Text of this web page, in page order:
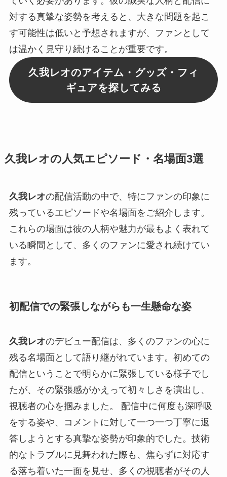
対する真摯な姿勢を考えると、大きな問題を起こ
す可能性は低いと予想されますが、ファンとして
は温かく見守り続けることが重要です。
久我レオのアイテム・グッズ・フィ
ギュアを探してみる
久我レオの人気エピソード・名場面3選
久我レオの配信活動の中で、特にファンの印象に
残っているエピソードや名場面をご紹介します。
これらの場面は彼の人柄や魅力が最もよく表れて
いる瞬間として、多くのファンに愛され続けてい
ます。
初配信での緊張しながらも一生懸命な姿
久我レオのデビュー配信は、多くのファンの心に
残る名場面として語り継がれています。初めての
配信ということで明らかに緊張している様子でし
たが、その緊張感がかえって初々しさを演出し、
視聴者の心を掴みました。 配信中に何度も深呼吸
をする姿や、コメントに対して一つ一つ丁寧に返
答しようとする真摯な姿勢が印象的でした。技術
的なトラブルに見舞われた際も、焦らずに対応す
る落ち着いた一面を見せ、多くの視聴者がその人